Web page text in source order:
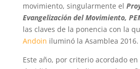
movimiento, singularmente el
Evangelización del Movimiento,
las claves de la ponencia con la
Andoin iluminó la Asamblea 2016.
Este año, por criterio acordado en